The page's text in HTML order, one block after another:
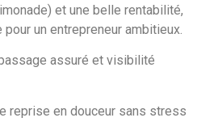
et une belle rentabilité,
pour un entrepreneur ambitieux.
assuré et visibilité
reprise en douceur sans stress